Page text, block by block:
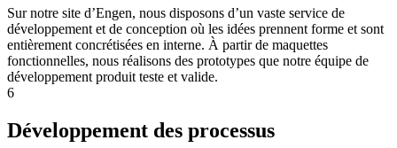
Sur notre site d’Engen, nous disposons d’un vaste service de
développement et de conception où les idées prennent forme et sont
entièrement concrétisées en interne. À partir de maquettes
fonctionnelles, nous réalisons des prototypes que notre équipe de
développement produit teste et valide.
6
Développement des processus